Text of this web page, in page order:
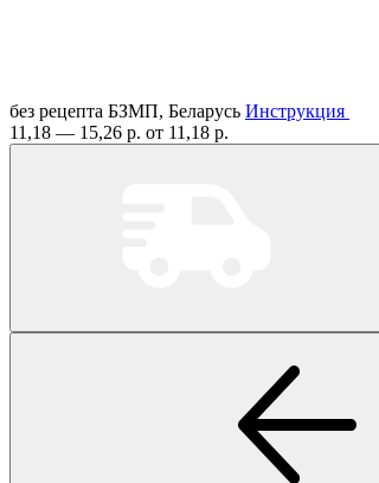
без рецепта БЗМП, Беларусь Инструкция
11,18 — 15,26 р. от 11,18 р.